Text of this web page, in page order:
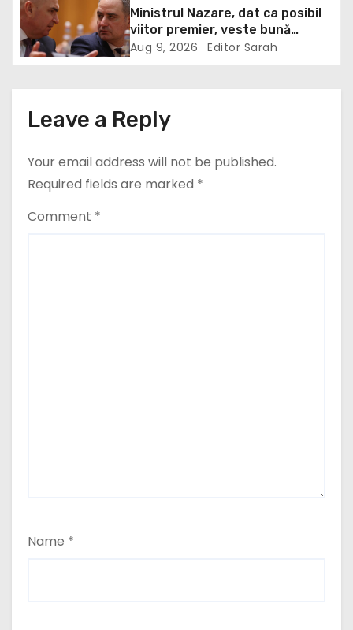
t
i
n
Ministrul Nazare, dat ca posibil
viitor premier, veste bună
pentru români: Momentul din
Aug 9, 2026 Editor Sarah
Leave a Reply
Your email address will not be published.
Required fields are marked *
Comment *
Name *